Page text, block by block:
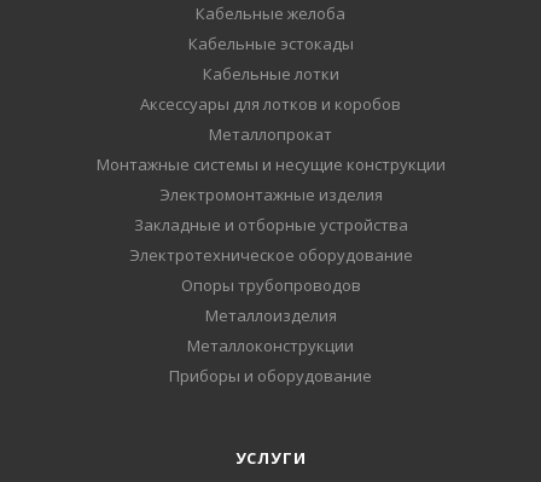
Кабельные желоба
Кабельные эстокады
Кабельные лотки
Аксессуары для лотков и коробов
Металлопрокат
Монтажные системы и несущие конструкции
Электромонтажные изделия
Закладные и отборные устройства
Электротехническое оборудование
Опоры трубопроводов
Металлоизделия
Металлоконструкции
Приборы и оборудование
УСЛУГИ